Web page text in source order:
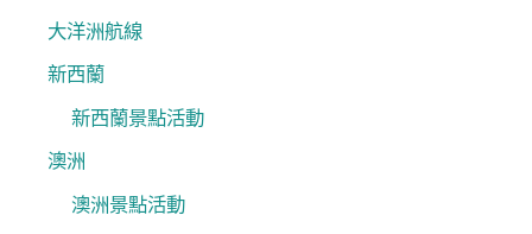
大洋洲航線
新西蘭
新西蘭景點活動
澳洲
澳洲景點活動